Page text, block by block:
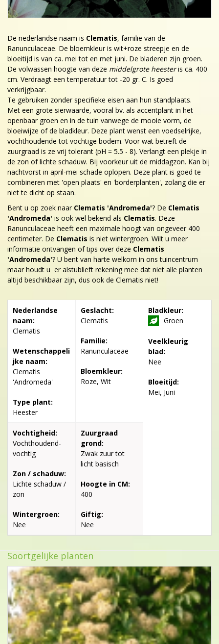
De nederlandse naam is Clematis, familie van de
Ranunculaceae. De bloemkleur is wit+roze streepje en de
bloeitijd is van ca. mei tot en met juni. De bladeren zijn groen.
De volwassen hoogte van deze middelgrote heesteris ca. 400
cm. Verdraagt een temperatuur tot -20 gr. C. Is goed
verkrijgbaar.
Te gebruiken zonder specifieke eisen aan hun standplaats.
Met een grote sierwaarde, vooral bv. als accentplant in het
openbaar groen en in de tuin vanwege de mooie vorm, de
bloeiwijze of de bladkleur. Deze plant wenst een voedselrijke,
vochthoudende tot vochtige bodem. Voor wat betreft de
zuurgraad is ze vrij tolerant (pH = 5.5 - 8). Verlangt een plekje in
de zon of lichte schaduw. Bij voorkeur uit de middagzon. Kan bij
nachtvorst in april-mei schade oplopen. Deze plant is goed te
combineren met 'open plaats' en 'borderplanten', zolang die er
niet te dicht op staan.
Bent u op zoek naar Clematis 'Andromeda'? De Clematis
'Andromeda' is ook wel bekend als Clematis. Deze
Ranunculaceae heeft een maximale hoogt van ongeveer 400
centimeter. De Clematis is niet wintergroen. Wilt u meer
informatie ontvangen of tips over deze Clematis
'Andromeda'? U bent van harte welkom in ons tuincentrum
maar houdt u er alstublieft rekening mee dat niet alle planten
altijd beschikbaar zijn, dus ook de Clematis niet!
Nederlandse
naam:
Clematis
Wetenschappeli
jke naam:
Clematis
'Andromeda'
Type plant:
Heester
Geslacht:
Clematis
Familie:
Ranunculaceae
Bloemkleur:
Roze, Wit
Bladkleur:
Groen
Veelkleurig
blad:
Nee
Bloeitijd:
Mei, Juni
Vochtigheid:
Vochthoudend-
vochtig
Zon / schaduw:
Lichte schaduw /
zon
Wintergroen:
Nee
Zuurgraad
grond:
Zwak zuur tot
licht basisch
Hoogte in CM:
400
Giftig:
Nee
Soortgelijke planten